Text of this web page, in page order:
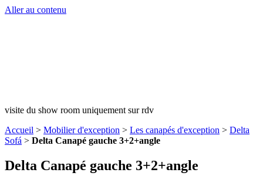
Aller au contenu
visite du show room uniquement sur rdv
Accueil > Mobilier d'exception > Les canapés d'exception > Delta
Sofá > Delta Canapé gauche 3+2+angle
Delta Canapé gauche 3+2+angle